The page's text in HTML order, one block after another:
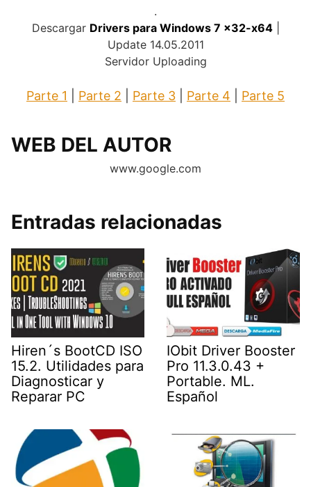
.
Descargar Drivers para Windows 7 x32-x64|
Update 14.05.2011
Servidor Uploading
Parte 1 Parte 2 Parte 3 Parte 4 Parte 5
WEB DEL AUTOR
www.google.com
Entradas relacionadas
Hiren´s BootCD ISO
15.2. Utilidades para
Diagnosticar y
Reparar PC
IObit Driver Booster
Pro 11.3.0.43 +
Portable. ML.
Español